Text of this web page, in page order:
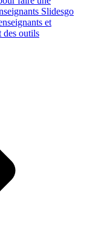
Slidesgo
et
des outils